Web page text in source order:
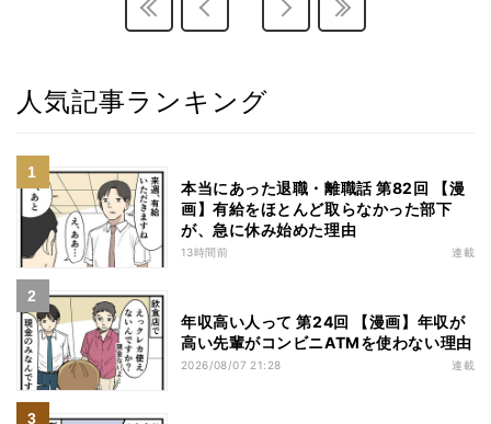
人気記事ランキング
本当にあった退職・離職話 第82回 【漫
画】有給をほとんど取らなかった部下
が、急に休み始めた理由
13時間前 連載
年収高い人って 第24回 【漫画】年収が
高い先輩がコンビニATMを使わない理由
2026/08/07 21:28 連載